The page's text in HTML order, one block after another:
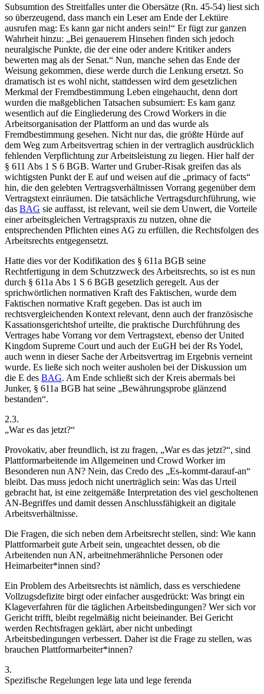
Subsumtion des Streitfalles unter die Obersätze (Rn. 45-54) liest sich
so überzeugend, dass manch ein Leser am Ende der Lektüre
ausrufen mag: Es kann gar nicht anders sein!“ Er fügt zur ganzen
Wahrheit hinzu: „Bei genauerem Hinsehen finden sich jedoch
neuralgische Punkte, die der eine oder andere Kritiker anders
bewerten mag als der Senat.“ Nun, manche sehen das Ende der
Weisung gekommen, diese werde durch die Lenkung ersetzt. So
dramatisch ist es wohl nicht, stattdessen wird dem gesetzlichen
Merkmal der Fremdbestimmung Leben eingehaucht, denn dort
wurden die maßgeblichen Tatsachen subsumiert: Es kam ganz
wesentlich auf die Eingliederung des Crowd Workers in die
Arbeitsorganisation der Plattform an und das wurde als
Fremdbestimmung gesehen. Nicht nur das, die größte Hürde auf
dem Weg zum Arbeitsvertrag schien in der vertraglich ausdrücklich
fehlenden Verpflichtung zur Arbeitsleistung zu liegen. Hier half der
§ 611 Abs 1 S 6 BGB. Warterund Gruber-Risak greifen das als
wichtigsten Punkt der E auf und weisen auf die „primacy of facts“
hin, die den gelebten Vertragsverhältnissen Vorrang gegenüber dem
Vertragstext einräumen. Die tatsächliche Vertragsdurchführung, wie
das BAG sie auffasst, ist relevant, weil sie dem Unwert, die Vorteile
einer arbeitsgleichen Vertragspraxis zu nutzen, ohne die
entsprechenden Pflichten eines AG zu erfüllen, die Rechtsfolgen des
Arbeitsrechts entgegensetzt.
Hatte dies vor der Kodifikation des § 611a BGB seine
Rechtfertigung in dem Schutzzweck des Arbeitsrechts, so ist es nun
durch § 611a Abs 1 S 6 BGB gesetzlich geregelt. Aus der
sprichwörtlichen normativen Kraft des Faktischen, wurde dem
Faktischen normative Kraft gegeben. Das ist auch im
rechtsvergleichenden Kontext relevant, denn auch der französische
Kassationsgerichtshof urteilte, die praktische Durchführung des
Vertrages habe Vorrang vor dem Vertragstext, ebenso der United
Kingdom Supreme Court und auch der EuGH bei der Rs Yodel,
auch wenn in dieser Sache der Arbeitsvertrag im Ergebnis verneint
wurde. Es ließe sich noch weiter ausholen bei der Diskussion um
die E des BAG. Am Ende schließt sich der Kreis abermals bei
Junker, § 611a BGB hat seine „Bewährungsprobe glänzend
bestanden“.
2.3.
„War es das jetzt?“
Provokativ, aber freundlich, ist zu fragen, „War es das jetzt?“, sind
Plattformarbeitende im Allgemeinen und Crowd Worker im
Besonderen nun AN? Nein, das Credo des „Es-kommt-darauf-an“
bleibt. Das muss jedoch nicht unerträglich sein: Was das Urteil
gebracht hat, ist eine zeitgemäße Interpretation des viel gescholtenen
AN-Begriffes und damit dessen Anschlussfähigkeit an digitale
Arbeitsverhältnisse.
Die Fragen, die sich neben dem Arbeitsrecht stellen, sind: Wie kann
Plattformarbeit gute Arbeit sein, ungeachtet dessen, ob die
Arbeitenden nun AN, arbeitnehmerähnliche Personen oder
Heimarbeiter*innen sind?
Ein Problem des Arbeitsrechts ist nämlich, dass es verschiedene
Vollzugsdefizite birgt oder einfacher ausgedrückt: Was bringt ein
Klageverfahren für die täglichen Arbeitsbedingungen? Wer sich vor
Gericht trifft, bleibt regelmäßig nicht beieinander. Bei Gericht
werden Rechtsfragen geklärt, aber nicht unbedingt
Arbeitsbedingungen verbessert. Daher ist die Frage zu stellen, was
brauchen Plattformarbeiter*innen?
3.
Spezifische Regelungen lege lata und lege ferenda